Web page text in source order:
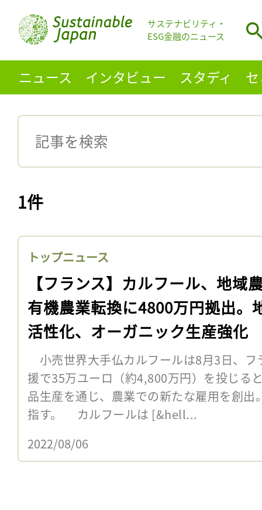
サステナビリティ・
ESG金融のニュース
ニュース インタビュー スタディ
1件
トップニュース
【フランス】カルフール、地域
有機農業転換に4800万円拠出。
活性化、オーガニック生産強化
小売世界大手仏カルフールは8月3日、フ
援で35万ユーロ（約4,800万円）を投じる
品生産を通じ、農業での新たな雇用を創
指す。 カルフールは [&hell...
2022/08/06